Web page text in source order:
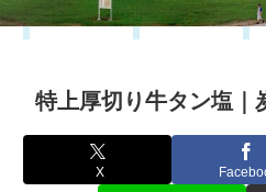
特上厚切り牛タン塩｜
X